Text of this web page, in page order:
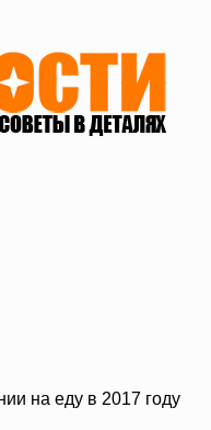
на еду в 2017 году